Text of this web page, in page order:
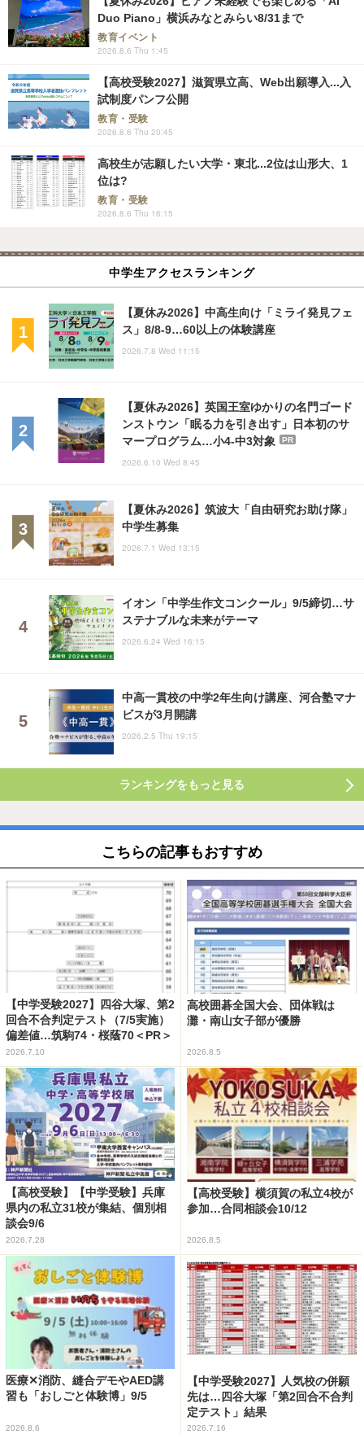
Duo Piano」横浜みなとみらい8/31まで
教育イベント
2026.8.6 Thu 1:45
【高校受験2027】滋賀県立高、Web出願導入...入
試制度パンフ公開
教育・受験
2026.8.6 Thu 20:45
高校生が志願したい大学・東北...2位は山形大、1
位は?
教育・受験
2026.8.6 Thu 16:15
中学生アクセスランキング
【夏休み2026】中高生向け「ミライ発見フェ
ス」8/8-9…60以上の体験講座
2026.7.8 Wed 11:15
【夏休み2026】英国王室ゆかりの名門ゴード
ンストウン「眠る力を引き出す」日本初のサ
マープログラム…小4-中3対象
PR
2026.6.10 Wed 8:45
【夏休み2026】筑波大「自由研究お助け隊」
中学生募集
2026.7.1 Wed 13:15
イオン「中学生作文コンクール」9/5締切…サ
ステナブルな未来がテーマ
2026.6.24 Wed 16:15
中高一貫校の中学2年生向け講座、河合塾マナ
ビスが3月開講
2026.2.5 Thu 19:15
ランキングをもっと見る
こちらの記事もおすすめ
【中学受験2027】四谷大塚、第2
回合不合判定テスト（7/5実施）
偏差値…筑駒74・桜蔭70＜PR＞
2026.7.10
高校囲碁全国大会、団体戦は
灘・南山女子部が優勝
2026.8.5
【高校受験】【中学受験】兵庫
県内の私立31校が集結、個別相
談会9/6
2026.7.28
【高校受験】横須賀の私立4校が
参加…合同相談会10/12
2026.8.5
医療✕消防、縫合デモやAED講
習も「おしごと体験博」9/5
2026.8.6
【中学受験2027】人気校の併願
先は…四谷大塚「第2回合不合判
定テスト」結果
2026.7.16